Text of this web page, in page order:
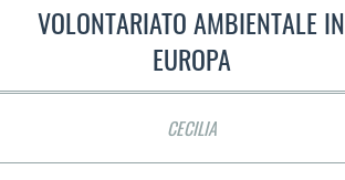
VOLONTARIATO AMBIENTALE IN
EUROPA
CECILIA